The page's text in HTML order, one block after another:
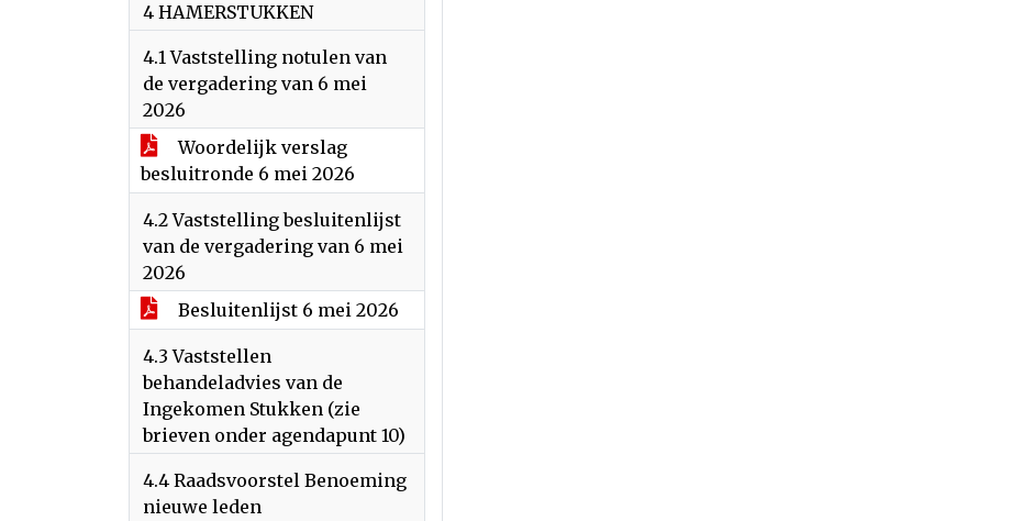
4 HAMERSTUKKEN
4.1 Vaststelling notulen van
de vergadering van 6 mei
2026
Woordelijk verslag
besluitronde 6 mei 2026
4.2 Vaststelling besluitenlijst
van de vergadering van 6 mei
2026
Besluitenlijst 6 mei 2026
4.3 Vaststellen
behandeladvies van de
Ingekomen Stukken (zie
brieven onder agendapunt 10)
4.4 Raadsvoorstel Benoeming
nieuwe leden